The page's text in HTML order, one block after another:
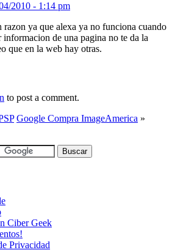
2010 - 1:14 pm
razon ya que alexa ya no funciona cuando
informacion de una pagina no te da la
que en la web hay otras.
to post a comment.
Google Compra ImageAmerica »
Ciber Geek
Privacidad